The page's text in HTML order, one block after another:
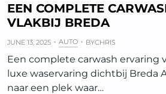
EEN COMPLETE
VLAKBIJ BREDA
JUNE 13, 2025 AUTO BYCHRIS
Een complete carwash ervaring
luxe waservaring dichtbij Breda
naar een plek waar…